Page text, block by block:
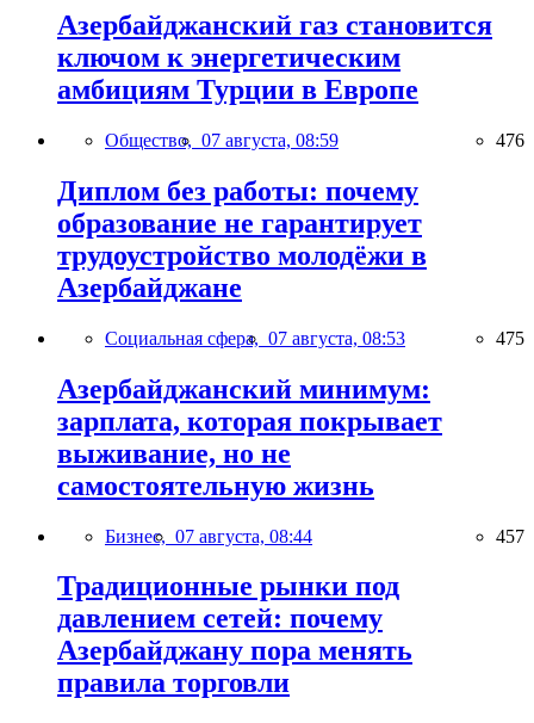
Азербайджанский газ становится
ключом к энергетическим
амбициям Турции в Европе
Общество, 07 августа, 08:59 476
Диплом без работы: почему
образование не гарантирует
трудоустройство молодёжи в
Азербайджане
Социальная сфера, 07 августа, 08:53 475
Азербайджанский минимум:
зарплата, которая покрывает
выживание, но не
самостоятельную жизнь
Бизнес, 07 августа, 08:44 457
Традиционные рынки под
давлением сетей: почему
Азербайджану пора менять
правила торговли